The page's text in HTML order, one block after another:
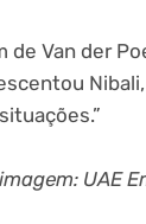
de Van der
UAE